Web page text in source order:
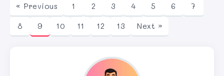
« Previous 1 2 3 4 5 6
7
8
9 10 11 12 13 Next »